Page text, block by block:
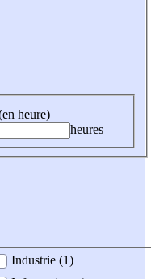
heure)
heures
Industrie (1)